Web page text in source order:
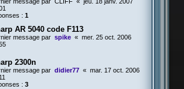
message par CLIFF « jeu. 18 janv. 2007
: 1
AR 5040 code F113
message par spike « mer. 25 oct. 2006
2300n
message par didier77 « mar. 17 oct. 2006
: 3